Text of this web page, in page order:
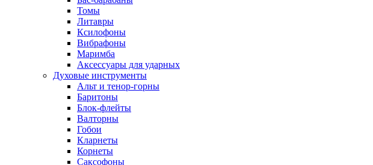
Томы
Литавры
Ксилофоны
Вибрафоны
Маримба
Аксессуары для ударных
Духовые инструменты
Альт и тенор-горны
Баритоны
Блок-флейты
Валторны
Гобои
Кларнеты
Корнеты
Саксофоны